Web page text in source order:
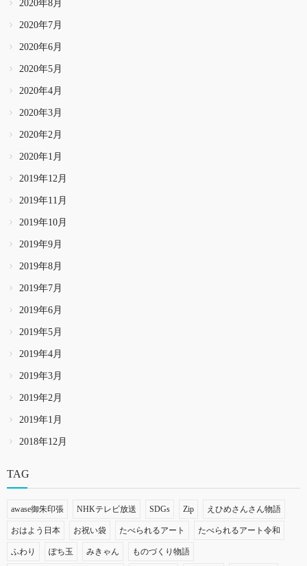
2020年8月
2020年7月
2020年6月
2020年5月
2020年4月
2020年3月
2020年2月
2020年1月
2019年12月
2019年11月
2019年10月
2019年9月
2019年8月
2019年7月
2019年6月
2019年5月
2019年4月
2019年3月
2019年2月
2019年1月
2018年12月
TAG
awase御朱印張 NHKテレビ放送 SDGs Zip えひめさんさん物語
おはよう日本 お祝い袋 たべられるアート たべられるアート令和
ふわり ぽち玉 みきゃん ものづくり物語